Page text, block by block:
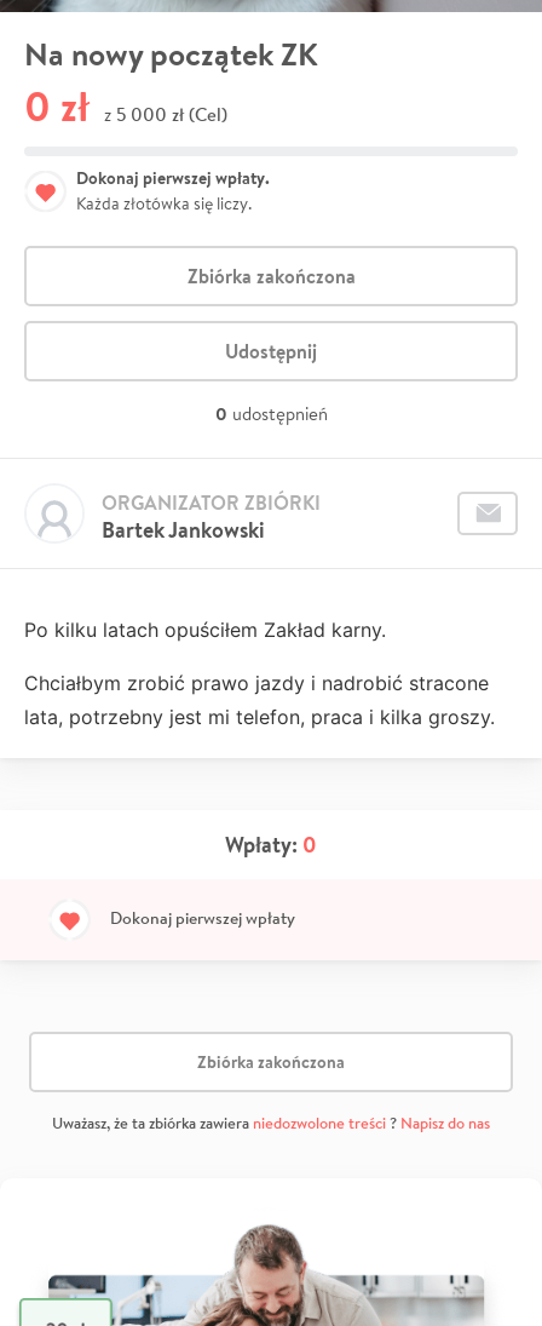
Na nowy początek ZK
0 zł z 5 000 zł (Cel)
Dokonaj pierwszej wpłaty.
Każda złotówka się liczy.
Zbiórka zakończona
Udostępnij
0 udostępnień
Bartek Jankowski
ORGANIZATOR ZBIÓRKI
Po kilku latach opuściłem Zakład karny.
Chciałbym zrobić prawo jazdy i nadrobić stracone
lata, potrzebny jest mi telefon, praca i kilka groszy.
Wpłaty: 0
Dokonaj pierwszej wpłaty
Zbiórka zakończona
Uważasz, że ta zbiórka zawiera niedozwolone treści? Napisz do nas